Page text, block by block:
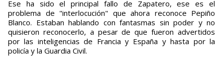
Ese ha sido el principal fallo de Zapatero, ese es el
problema de "interlocución" que ahora reconoce Pepiño
Blanco. Estaban hablando con fantasmas sin poder y no
quisieron reconocerlo, a pesar de que fueron advertidos
por las inteligencias de Francia y España y hasta por la
policía y la Guardia Civil.